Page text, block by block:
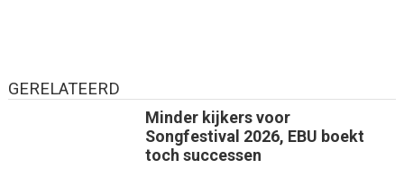
GERELATEERD
Minder kijkers voor
Songfestival 2026, EBU boekt
toch successen